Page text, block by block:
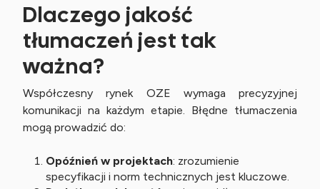
Dlaczego jakość
tłumaczeń jest tak
ważna?
Współczesny rynek OZE wymaga precyzyjnej
komunikacji na każdym etapie. Błędne tłumaczenia
mogą prowadzić do:
Opóźnień w projektach: zrozumienie
specyfikacji i norm technicznych jest kluczowe.